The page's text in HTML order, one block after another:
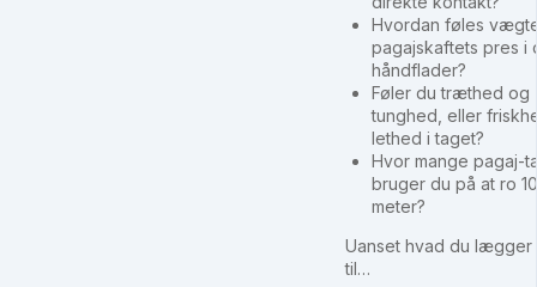
Hvordan føles
pagajskaftets pres i
håndflader?
Føler du træthed og
tunghed, eller
lethed i taget?
Hvor mange pagaj-
bruger du på at ro
meter?
Uanset hvad du
til…